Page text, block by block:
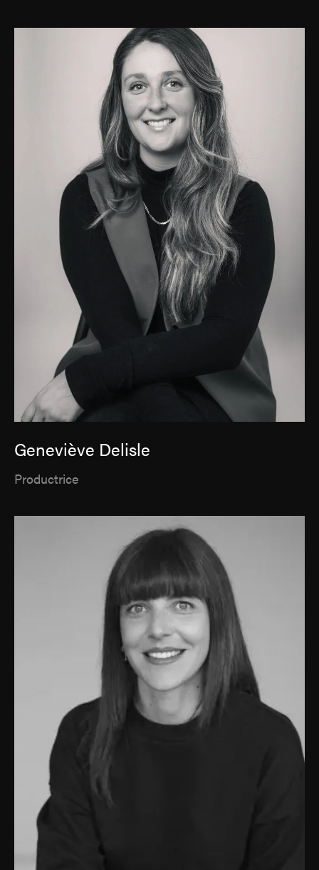
Geneviève Delisle
Productrice